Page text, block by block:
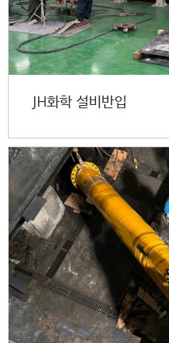
JH화학 설비반입